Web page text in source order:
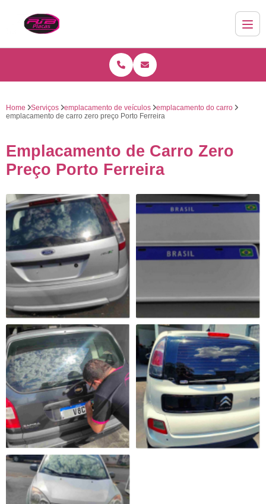
Home Serviços emplacamento de veículos
emplacamento do carro
emplacamento de carro zero preço Porto Ferreira
Emplacamento de Carro Zero
Preço Porto Ferreira